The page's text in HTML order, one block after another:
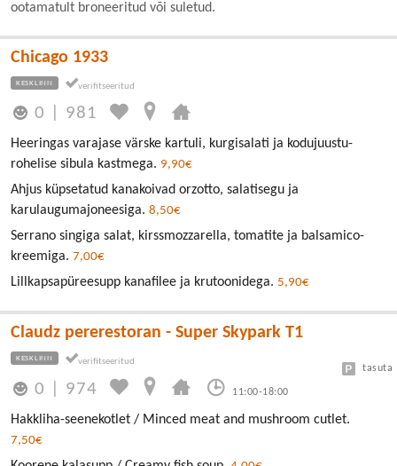
ootamatult broneeritud või suletud.
Chicago 1933
KESKLINN
0 981
Heeringas varajase värske kartuli, kurgisalati ja kodujuustu-
rohelise sibula kastmega. 9,90€
Ahjus küpsetatud kanakoivad orzotto, salatisegu ja
karulaugumajoneesiga. 8,50€
Serrano singiga salat, kirssmozzarella, tomatite ja balsamico-
kreemiga. 7,00€
Lillkapsapüreesupp kanafilee ja krutoonidega. 5,90€
Claudz pererestoran - Super Skypark T1
KESKLINN
0 974 11:00-18:00
tasuta
Hakkliha-seenekotlet / Minced meat and mushroom cutlet.
7,50€